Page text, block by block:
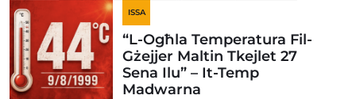
ISSA
“L-Ogħla Temperatura Fil-
Gżejjer Maltin Tkejlet 27
Sena Ilu” – It-Temp
Madwarna